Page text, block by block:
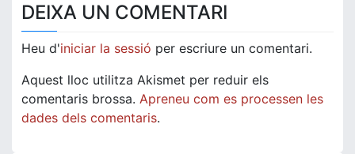
DEIXA UN COMENTARI
Heu d'iniciar la sessió per escriure un comentari.
Aquest lloc utilitza Akismet per reduir els
comentaris brossa. Apreneu com es processen les
dades dels comentaris.